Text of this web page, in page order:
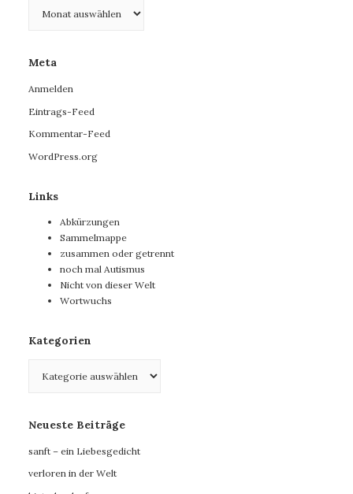
Meta
Anmelden
Eintrags-Feed
Kommentar-Feed
WordPress.org
Links
Abkürzungen
Sammelmappe
zusammen oder getrennt
noch mal Autismus
Nicht von dieser Welt
Wortwuchs
Kategorien
Neueste Beiträge
sanft – ein Liebesgedicht
verloren in der Welt